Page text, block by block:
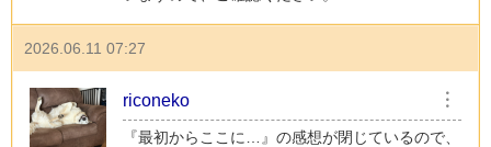
2026.06.11 07:27
riconeko ︙
『最初からここに…』の感想が閉じているので、